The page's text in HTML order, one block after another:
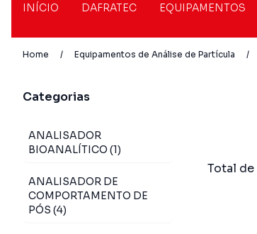
INÍCIO DAFRATEC EQUIPAMENTOS
Home / Equipamentos de Análise de Partícula /
Total de
Categorias
ANALISADOR
BIOANALÍTICO (1)
ANALISADOR DE
COMPORTAMENTO DE
PÓS (4)